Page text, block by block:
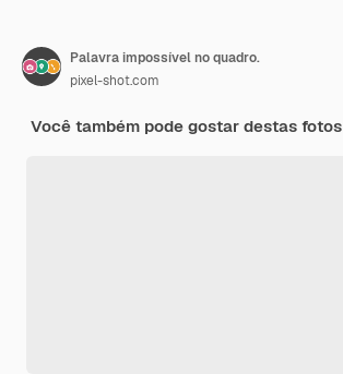
Palavra impossível no quadro.
pixel-shot.com
Você também pode gostar destas fotos